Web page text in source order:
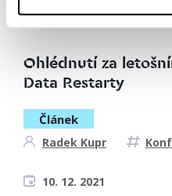
Ohlédnutí za
Data Restarty
Článek
Radek Kupr
10. 12. 2021